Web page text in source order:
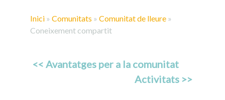
Inici » Comunitats » Comunitat de lleure »
Coneixement compartit
<< Avantatges per a la comunitat
Activitats >>